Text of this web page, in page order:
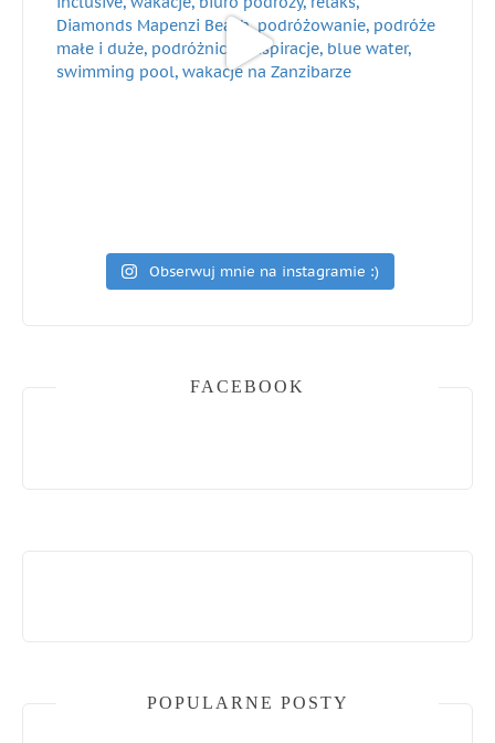
Obserwuj mnie na instagramie :)
FACEBOOK
POPULARNE POSTY